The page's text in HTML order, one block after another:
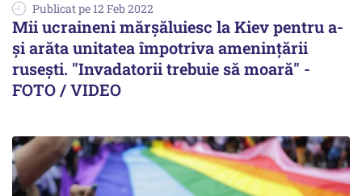
Publicat pe 12 Feb 2022
Mii ucraineni mărșăluiesc la Kiev pentru a-
și arăta unitatea împotriva amenințării
rusești. "Invadatorii trebuie să moară" -
FOTO / VIDEO